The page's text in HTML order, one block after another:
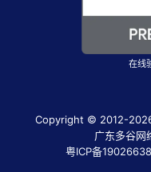
在线
Copyright © 2012-
广东多谷网
粤ICP备